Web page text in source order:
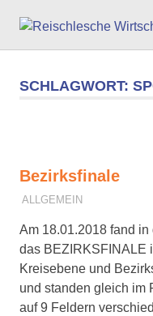
Inhalt
springen
SCHLAGWORT:
Bezirksfinale
22. JANUAR 2018
B. DACHSER
ALLGEMEIN
Am 18.01.2018 fand
das BEZIRKSFINALE
Kreisebene und
und standen gleich im
auf 9 Feldern